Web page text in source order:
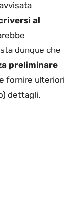
al
dunque che
preliminare
fornire ulteriori
dettagli.